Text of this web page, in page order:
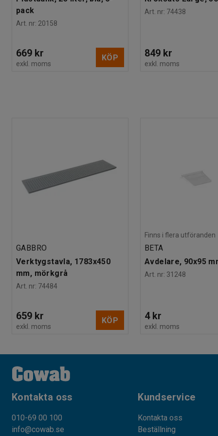
pack
Art. nr: 20158
669 kr
exkl. moms
KÖP
Art. nr: 74438
849 kr
exkl. moms
GABBRO
Verktygstavla, 1783x450
mm, mörkgrå
Art. nr: 74484
659 kr
exkl. moms
KÖP
Finns i flera utföranden
BETA
Avdelare, 90x95
Art. nr: 31248
4 kr
exkl. moms
Kontakta oss
010-69 00 100
info@cowab.se
Kundservice
Kontakta oss
Beställning